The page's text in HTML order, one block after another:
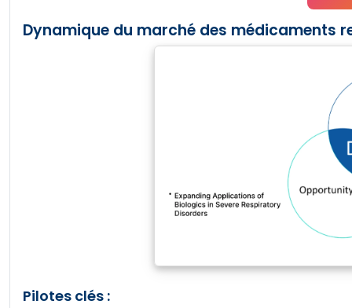
Dynamique du marché des médicaments
Pilotes clés :